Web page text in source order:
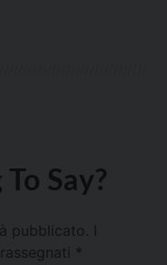
Say?
pubblicato.
*